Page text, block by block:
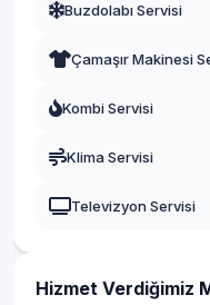
Kağıthane
Buzdolabı Servisi
Çamaşır Makinesi
Kombi Servisi
Klima Servisi
Televizyon Servisi
Hizmet Verdiğimiz